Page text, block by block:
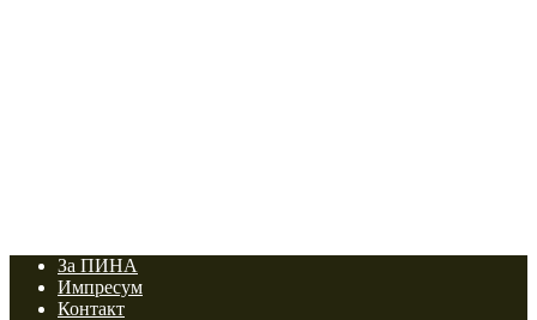
За ПИНА
Импресум
Контакт